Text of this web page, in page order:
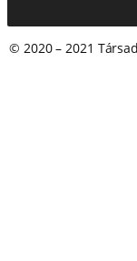
© 2020 – 2021